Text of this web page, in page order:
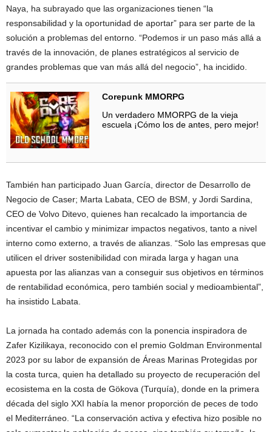
Naya, ha subrayado que las organizaciones tienen “la
responsabilidad y la oportunidad de aportar” para ser parte de la
solución a problemas del entorno. “Podemos ir un paso más allá a
través de la innovación, de planes estratégicos al servicio de
grandes problemas que van más allá del negocio”, ha incidido.
Corepunk MMORPG
Un verdadero MMORPG de la vieja
escuela ¡Cómo los de antes, pero mejor!
También han participado Juan García, director de Desarrollo de
Negocio de Caser; Marta Labata, CEO de BSM, y Jordi Sardina,
CEO de Volvo Ditevo, quienes han recalcado la importancia de
incentivar el cambio y minimizar impactos negativos, tanto a nivel
interno como externo, a través de alianzas. “Solo las empresas que
utilicen el driver sostenibilidad con mirada larga y hagan una
apuesta por las alianzas van a conseguir sus objetivos en términos
de rentabilidad económica, pero también social y medioambiental”,
ha insistido Labata.
La jornada ha contado además con la ponencia inspiradora de
Zafer Kizilikaya, reconocido con el premio Goldman Environmental
2023 por su labor de expansión de Áreas Marinas Protegidas por
la costa turca, quien ha detallado su proyecto de recuperación del
ecosistema en la costa de Gökova (Turquía), donde en la primera
década del siglo XXI había la menor proporción de peces de todo
el Mediterráneo. “La conservación activa y efectiva hizo posible no